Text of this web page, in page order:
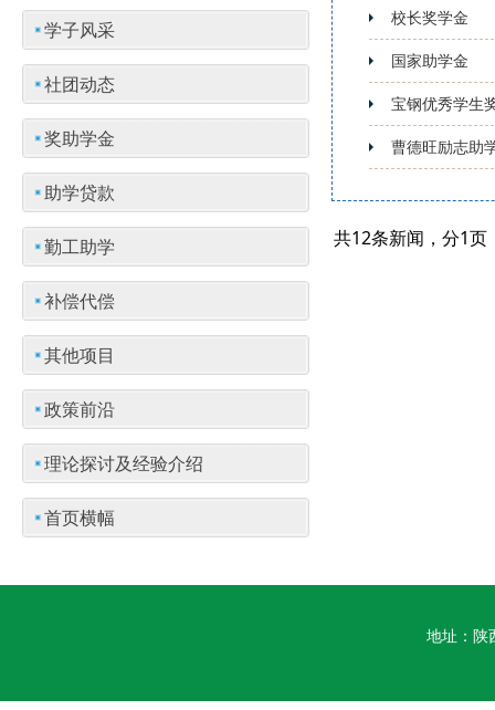
学子风采
社团动态
奖助学金
助学贷款
勤工助学
补偿代偿
其他项目
政策前沿
理论探讨及经验介绍
首页横幅
校长奖学金
国家助学金
宝钢优秀学生
曹德旺励志助
共12条新闻，分1页
地址：陕